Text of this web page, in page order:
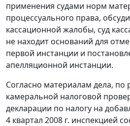
применения судами норм
процессуального права,
кассационной жалобы, суд
не находит оснований для
первой инстанции и
апелляционной инстанции.
Согласно материалам дела, по
камеральной налоговой
декларации по налогу на
4 квартал 2008 г. инспекцией